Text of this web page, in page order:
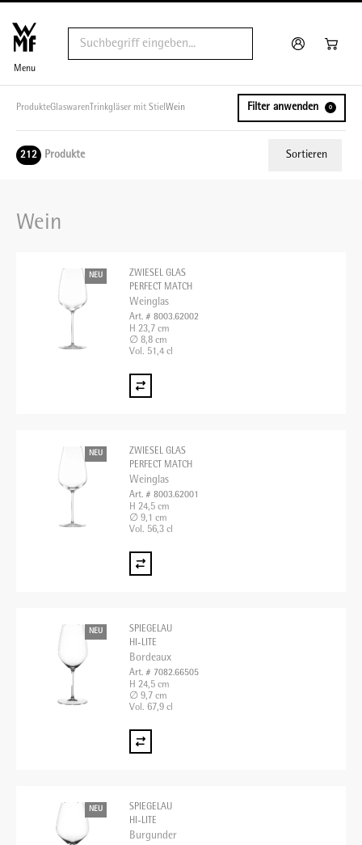
Menu
ProdukteGlaswaren Trinkgläser mit Stiel Wein Filter anwenden 0
212 Produkte Sortieren
Wein
NEU
ZWIESEL GLAS
PERFECT MATCH
Weinglas
Art. # 8003.62002
H 23,7 cm
∅ 8,8 cm
Vol. 51,4 cl
NEU
ZWIESEL GLAS
PERFECT MATCH
Weinglas
Art. # 8003.62001
H 24,5 cm
∅ 9,1 cm
Vol. 56,3 cl
NEU
SPIEGELAU
HI-LITE
Bordeaux
Art. # 7082.66505
H 24,5 cm
∅ 9,7 cm
Vol. 67,9 cl
NEU
SPIEGELAU
HI-LITE
Burgunder